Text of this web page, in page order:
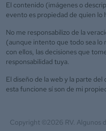
El contenido (imágenes o
evento es propiedad de quien lo
No me responsabilizo de la
(aunque intento que todo sea lo
con ellos, las decisiones que
responsabilidad tuya.
El diseño de la web y la parte
esta funcione sí son de mi
Copyright ©2026 RV. Algunos